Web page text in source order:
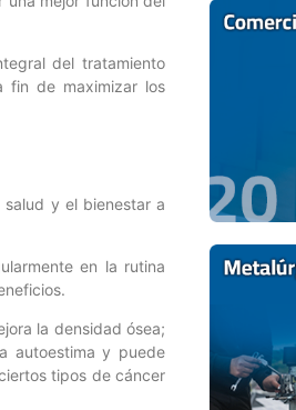
del tratamiento
fin de maximizar los
y el bienestar a
en la rutina
la densidad ósea;
autoestima y puede
tipos de cáncer